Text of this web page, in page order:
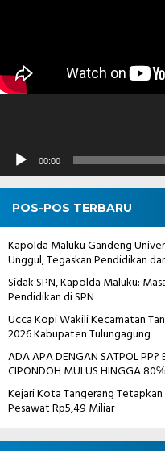
00:00
POS-POS TERBARU
Kapolda Maluku Gandeng
Unggul, Tegaskan Pendidikan
Sidak SPN, Kapolda Maluku:
Pendidikan di SPN
Ucca Kopi Wakili Kecamatan
2026 Kabupaten Tulungagung
ADA APA DENGAN SATPOL
CIPONDOH MULUS HINGGA 80℅
Kejari Kota Tangerang
Pesawat Rp5,49 Miliar